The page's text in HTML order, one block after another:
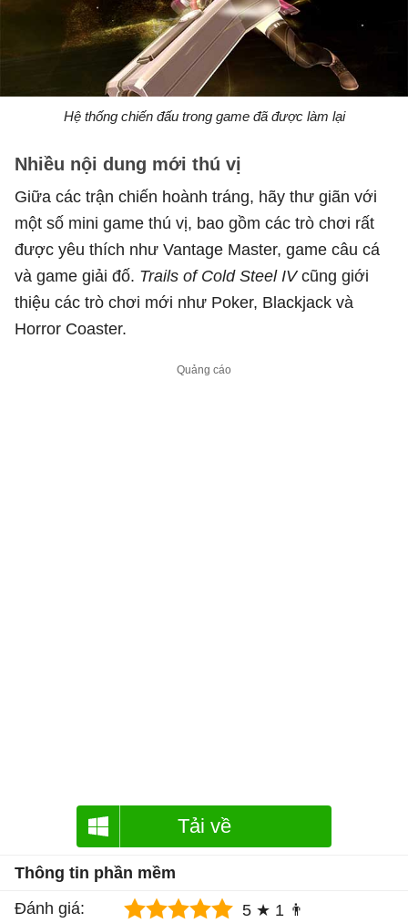
Hệ thống chiến đấu trong game đã được làm lại
Nhiều nội dung mới thú vị
Giữa các trận chiến hoành tráng, hãy thư giãn với
một số mini game thú vị, bao gồm các trò chơi rất
được yêu thích như Vantage Master, game câu cá
và game giải đố. Trails of Cold Steel IVcũng giới
thiệu các trò chơi mới như Poker, Blackjack và
Horror Coaster.
Tải về
Thông tin phần mềm
Đánh giá:
5 ★ 1 👨